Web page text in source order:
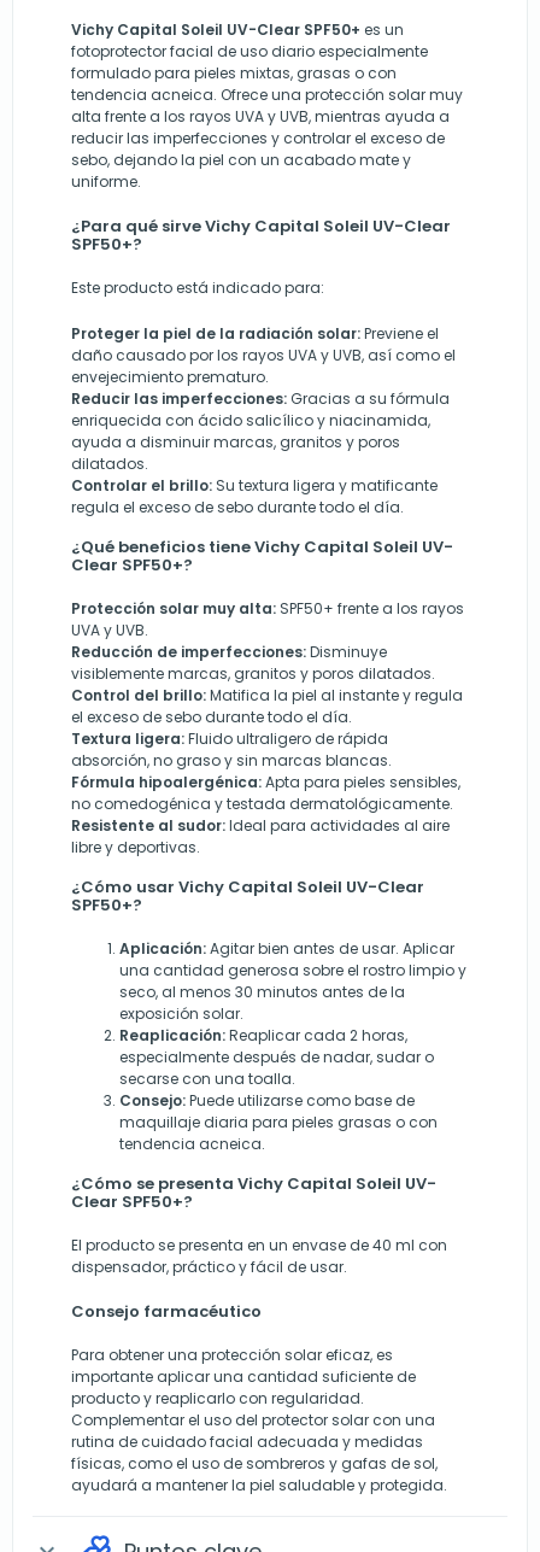
Vichy Capital Soleil UV-Clear SPF50+ es un
fotoprotector facial de uso diario especialmente
formulado para pieles mixtas, grasas o con
tendencia acneica. Ofrece una protección solar muy
alta frente a los rayos UVA y UVB, mientras ayuda a
reducir las imperfecciones y controlar el exceso de
sebo, dejando la piel con un acabado mate y
uniforme.
¿Para qué sirve Vichy Capital Soleil UV-Clear
SPF50+?
Este producto está indicado para:
Proteger la piel de la radiación solar:Previene el
daño causado por los rayos UVA y UVB, así como el
envejecimiento prematuro.
Reducir las imperfecciones: Gracias a su fórmula
enriquecida con ácido salicílico y niacinamida,
ayuda a disminuir marcas, granitos y poros
dilatados.
Controlar el brillo: Su textura ligera y matificante
regula el exceso de sebo durante todo el día.
¿Qué beneficios tiene Vichy Capital Soleil UV-
Clear SPF50+?
Protección solar muy alta: SPF50+ frente a los rayos
UVA y UVB.
Reducción de imperfecciones:Disminuye
visiblemente marcas, granitos y poros dilatados.
Control del brillo:Matifica la piel al instante y regula
el exceso de sebo durante todo el día.
Textura ligera:Fluido ultraligero de rápida
absorción, no graso y sin marcas blancas.
Fórmula hipoalergénica:Apta para pieles sensibles,
no comedogénica y testada dermatológicamente.
Resistente al sudor:Ideal para actividades al aire
libre y deportivas.
¿Cómo usar Vichy Capital Soleil UV-Clear
SPF50+?
Aplicación:Agitar bien antes de usar. Aplicar
una cantidad generosa sobre el rostro limpio y
seco, al menos 30 minutos antes de la
exposición solar.
Reaplicación:Reaplicar cada 2 horas,
especialmente después de nadar, sudar o
secarse con una toalla.
Consejo:Puede utilizarse como base de
maquillaje diaria para pieles grasas o con
tendencia acneica.
¿Cómo se presenta Vichy Capital Soleil UV-
Clear SPF50+?
El producto se presenta en un envase de 40 ml con
dispensador, práctico y fácil de usar.
Consejo farmacéutico
Para obtener una protección solar eficaz, es
importante aplicar una cantidad suficiente de
producto y reaplicarlo con regularidad.
Complementar el uso del protector solar con una
rutina de cuidado facial adecuada y medidas
físicas, como el uso de sombreros y gafas de sol,
ayudará a mantener la piel saludable y protegida.